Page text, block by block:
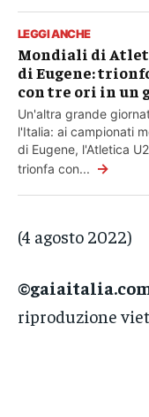
LEGGI ANCHE
Mondiali di
di Eugene:
con tre ori in un
Un'altra grande
l'Italia: ai campionati
di Eugene, l'Atletica
trionfa con... →
(4 agosto 2022)
riproduzione